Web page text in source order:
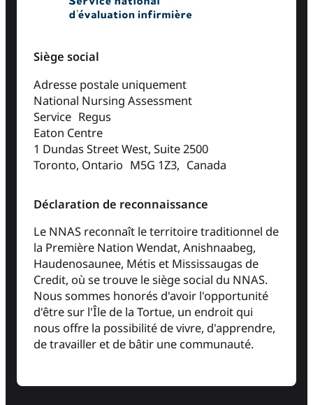
Siège social
Adresse postale uniquement
National Nursing Assessment
Service Regus
Eaton Centre
1 Dundas Street West, Suite 2500
Toronto, Ontario M5G 1Z3, Canada
Déclaration de reconnaissance
Le NNAS reconnaît le territoire traditionnel de
la Première Nation Wendat, Anishnaabeg,
Haudenosaunee, Métis et Mississaugas de
Credit, où se trouve le siège social du NNAS.
Nous sommes honorés d'avoir l'opportunité
d'être sur l'Île de la Tortue, un endroit qui
nous offre la possibilité de vivre, d'apprendre,
de travailler et de bâtir une communauté.